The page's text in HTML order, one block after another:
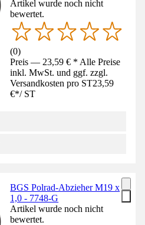
Artikel wurde noch nicht
bewertet.
(0)
Preis — 23,59 € * Alle Preise
inkl. MwSt. und ggf. zzgl.
Versandkosten pro ST23,59
€*/ ST
BGS Polrad-Abzieher M19 x
1,0 - 7748-G
Artikel wurde noch nicht
bewertet.